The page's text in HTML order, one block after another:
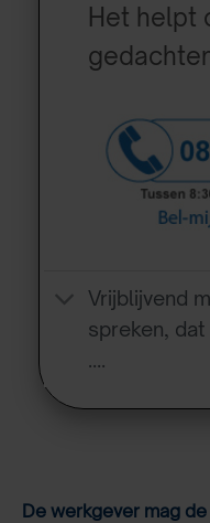
Het helpt
Vrijblijvend
spreken,
….
De werkgever mag